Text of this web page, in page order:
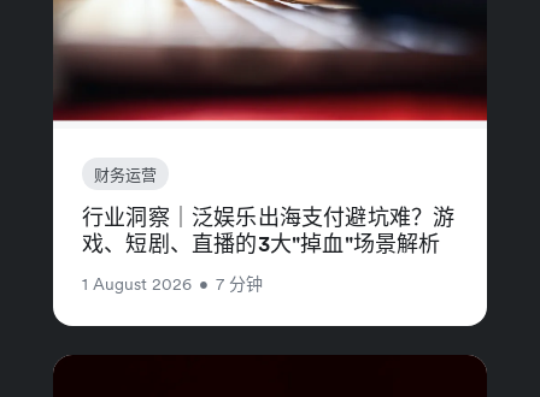
财务运营
行业洞察｜泛娱乐出海支付避坑难？游
戏、短剧、直播的3大"掉血"场景解析
1 August 2026 • 7 分钟